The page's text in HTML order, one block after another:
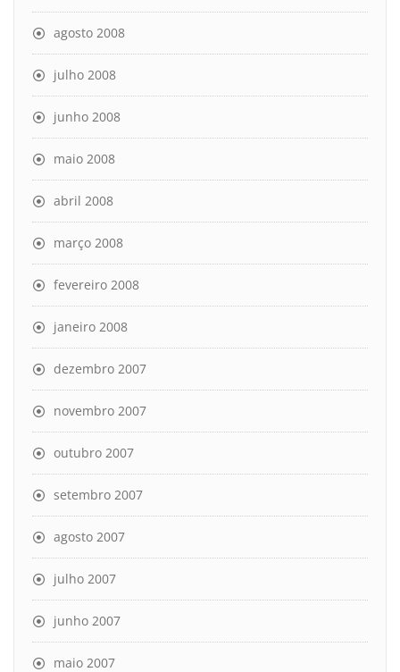
agosto 2008
julho 2008
junho 2008
maio 2008
abril 2008
março 2008
fevereiro 2008
janeiro 2008
dezembro 2007
novembro 2007
outubro 2007
setembro 2007
agosto 2007
julho 2007
junho 2007
maio 2007